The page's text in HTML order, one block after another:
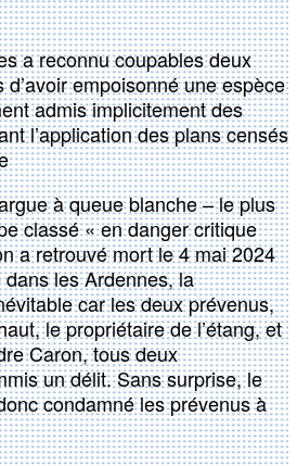
a reconnu coupables deux
empoisonné une espèce
admis implicitement des
l’application des plans censés
à queue blanche – le plus
classé « en danger critique
a retrouvé mort le 4 mai 2024
dans les Ardennes, la
car les deux prévenus,
le propriétaire de l’étang, et
Caron, tous deux
un délit. Sans surprise, le
condamné les prévenus à